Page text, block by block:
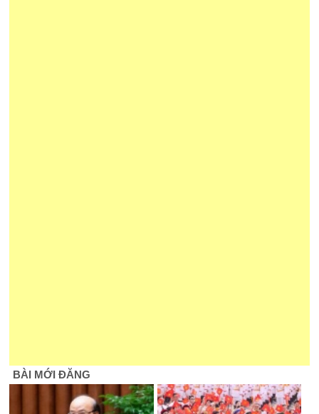
BÀI MỚI ĐĂNG